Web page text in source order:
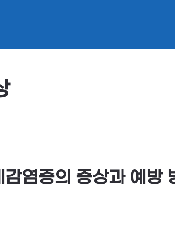
염증의 증상과 예방